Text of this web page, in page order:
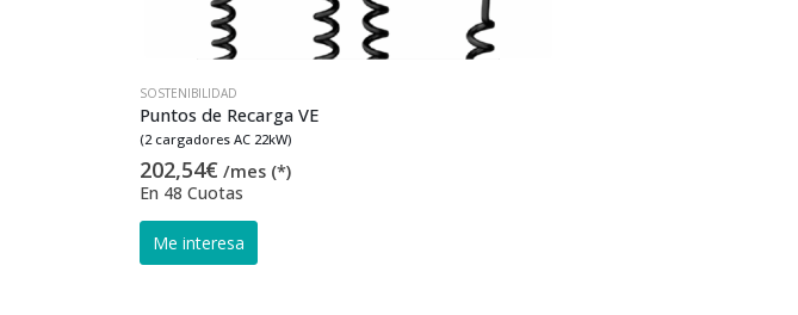
SOSTENIBILIDAD
Puntos de Recarga VE
(2 cargadores AC 22kW)
202,54€ /mes (*)
En 48 Cuotas